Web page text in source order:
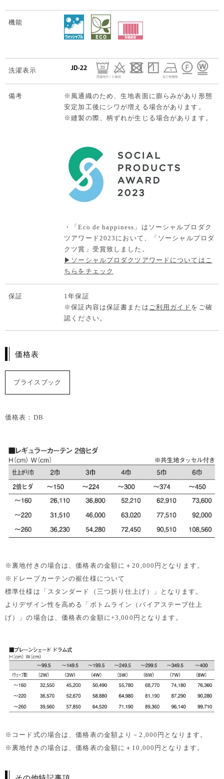
機能
洗濯表示
備考
※風通織のため、生地表面に膨らみがあり形態
安定加工後にシワが増える場合があります。
※縫製の際、柄ずれが生じる場合があります。
・「Eco de happiness」はソーシャルプロダク
ツアワード2023において、「ソーシャルプロダ
クツ賞」受賞致しました。
▶ソーシャルプロダクツアワードについてはこ
ちらをチェック
保証
1年保証
※保証内容は保証書または ご利用ガイド をご確
認ください。
価格表
プライスブック
価格表：DB
※裏地付きの場合は、価格表の金額に＋20,000円となります。
※ドレープカーテンの裾仕様について
標準仕様は「スタンダード（三つ折り仕上げ）」となります。
よりデザイン性を高める「ボトムライン（バイアステープ仕上
げ）」の場合は、価格表の金額に+3,000円となります。
※コード式の場合は、価格表の金額より－2,000円となります。
※裏地付きの場合は、価格表の金額に＋10,000円となります。